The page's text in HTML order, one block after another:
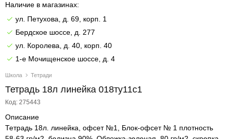
Школа Тетради
Тетрадь 18л линейка 018ту11с1
Код: 275443
Наличие в магазинах:
ул. Петухова, д. 69, корп. 1
Бердское шоссе, д. 277
ул. Королева, д. 40, корп. 40
1-е Мочищенское шоссе, д. 4
Описание
Тетрадь 18л. линейка, офсет №1, Блок-офсет № 1 плотность